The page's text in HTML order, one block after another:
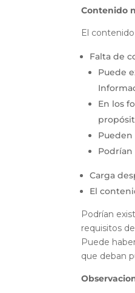
Contenido
El
Falta de
Puede
En los
Pueden
Carga
El
Podrían
requisitos
Puede
que deban